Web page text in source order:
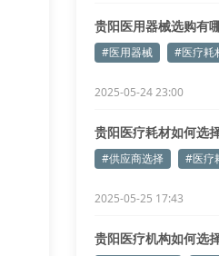
贵阳医用器械选购有
#医用器械 #医疗耗
2025-05-24 23:00
贵阳医疗耗材如何选
#供应商选择 #医疗
2025-05-25 17:43
贵阳医疗机构如何选